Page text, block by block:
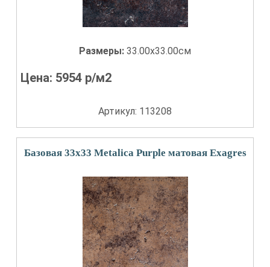
Размеры: 33.00x33.00см
Цена: 5954 р/м2
Артикул: 113208
Базовая 33x33 Metalica Purple матовая Exagres